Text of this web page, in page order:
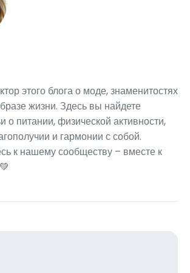
этого блога о моде, знаменитостях
жизни. Здесь вы найдете
о питании, физической активности,
и гармонии с собой.
к нашему сообществу – вместе к